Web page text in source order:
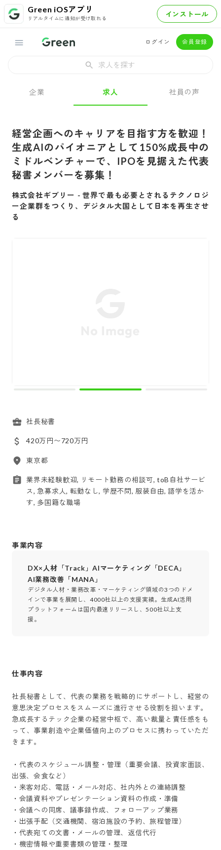
Green iOSアプリ
リアルタイムに通知が受け取れる インストール
ログイン 会員登録
求人を探す
企業 求人 社員の声
経営企画へのキャリアを目指す方を歓迎！
生成AIのパイオニアとして150%成長中の
ミドルベンチャーで、IPOを見据えた代表
秘書メンバーを募集！
株式会社ギブリー -世界で最も必要とされるテクノロジ
ー企業群をつくり、デジタル大国として日本を再生させ
る
社長秘書
420万円〜720万円
東京都
業界未経験歓迎, リモート勤務の相談可, toB自社サービ
ス, 急募求人, 転勤なし, 学歴不問, 服装自由, 語学を活か
す, 多国籍な職場
事業内容
DX×人材「Track」AIマーケティング「DECA」
AI業務改善「MANA」
デジタル人材・業務改革・マーケティング領域の3つのドメ
インで事業を展開し、4000社以上の支援実績。生成AI活用
プラットフォームは国内最速リリースし、500社以上支
援。
仕事内容
社長秘書として、代表の業務を戦略的にサポートし、経営の
意思決定プロセスをスムーズに進行させる役割を担います。
急成長するテック企業の経営中枢で、高い裁量と責任感をも
って、事業創造や企業価値向上のプロセスに携わっていただ
きます。
・代表のスケジュール調整・管理（重要会議、投資家面談、
出張、会食など）
・来客対応、電話・メール対応、社内外との連絡調整
・会議資料やプレゼンテーション資料の作成・準備
・会議への同席、議事録作成、フォローアップ業務
・出張手配（交通機関、宿泊施設の予約、旅程管理）
・代表宛ての文書・メールの管理、返信代行
・機密情報や重要書類の管理・整理